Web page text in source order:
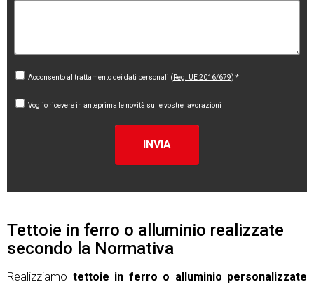
Acconsento al trattamento dei dati personali ( Reg. UE 2016/679) *
Voglio ricevere in anteprima le novità sulle vostre lavorazioni
INVIA
Tettoie in ferro o alluminio realizzate
secondo la Normativa
Realizziamo tettoie in ferro o alluminio personalizzate